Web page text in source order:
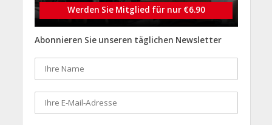
Werden Sie Mitglied für nur €6.90
Abonnieren Sie unseren täglichen Newsletter